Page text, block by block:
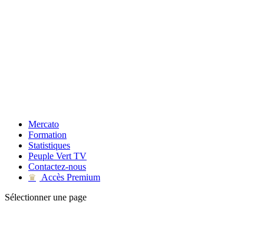
Mercato
Formation
Statistiques
Peuple Vert TV
Contactez-nous
♛
Accès Premium
Sélectionner une page